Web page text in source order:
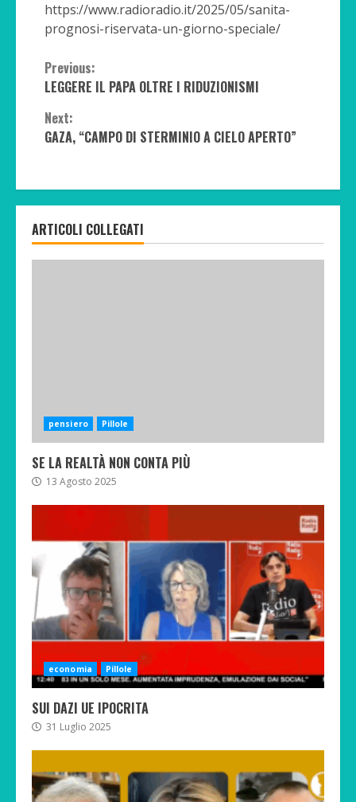
https://www.radioradio.it/2025/05/sanita-
prognosi-riservata-un-giorno-speciale/
Continue
Reading
Previous:
LEGGERE IL PAPA OLTRE I RIDUZIONISMI
Next:
GAZA, “CAMPO DI STERMINIO A CIELO APERTO”
ARTICOLI COLLEGATI
pensiero Pillole
SE LA REALTÀ NON CONTA PIÙ
13 Agosto 2025
economia Pillole
SUI DAZI UE IPOCRITA
31 Luglio 2025